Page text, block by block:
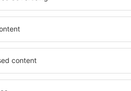
Umfassender Service
wichtigsten
muss. Die besten
einen hervorragenden
Annehmlichkeiten.
Standard bieten eine
wichtigsten
die kostenlosen
Apartment